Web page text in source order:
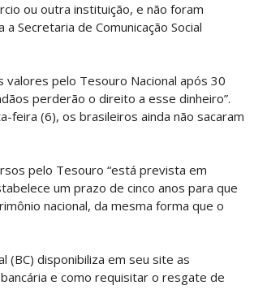
ou outra instituição, e não foram
Secretaria de Comunicação Social
pelo Tesouro Nacional após 30
perderão o direito a esse dinheiro”.
feira (6), os brasileiros ainda não sacaram
pelo Tesouro “está prevista em
um prazo de cinco anos para que
nacional, da mesma forma que o
(BC) disponibiliza em seu site as
e como requisitar o resgate de